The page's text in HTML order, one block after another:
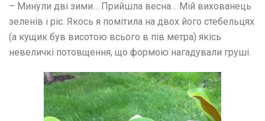
– Минули дві зими… Прийшла весна… Мій вихованець
зеленів і ріс. Якось я помітила на двох його стебельцях
(а кущик був висотою всього в пів метра) якісь
невеличкі потовщення, що формою нагадували груші.